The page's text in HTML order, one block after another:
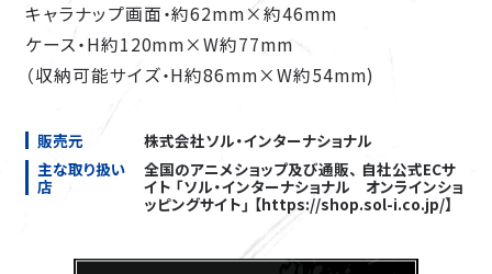
GOODS
EVENT
キャラナップ画面・約62mm×約46mm
ケース・H約120mm×W約77mm
（収納可能サイズ・H約86mm×W約54mm)
販売元
株式会社ソル・インターナショナル
主な取り扱い
店
全国のアニメショップ及び通販、 自社公式ECサ
イト 「ソル・インターナショナル オンラインショ
ッピングサイト」 【https://shop.sol-i.co.jp/】